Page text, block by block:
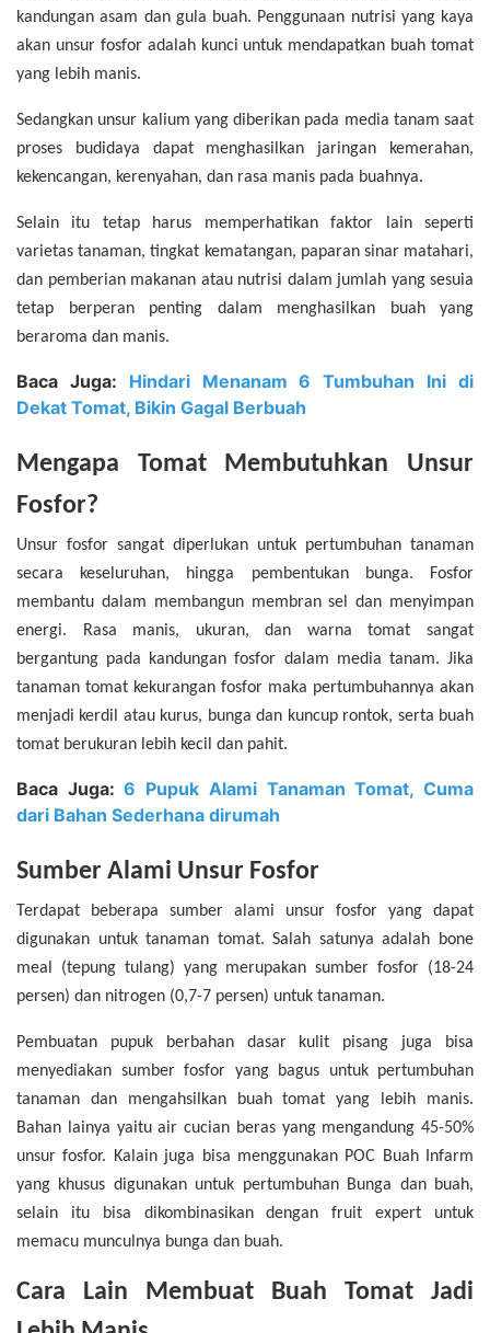
kandungan asam dan gula buah. Penggunaan nutrisi yang kaya
akan unsur fosfor adalah kunci untuk mendapatkan buah tomat
yang lebih manis.
Sedangkan unsur kalium yang diberikan pada media tanam saat
proses budidaya dapat menghasilkan jaringan kemerahan,
kekencangan, kerenyahan, dan rasa manis pada buahnya.
Selain itu tetap harus memperhatikan faktor lain seperti
varietas tanaman, tingkat kematangan, paparan sinar matahari,
dan pemberian makanan atau nutrisi dalam jumlah yang sesuia
tetap berperan penting dalam menghasilkan buah yang
beraroma dan manis.
Baca Juga: Hindari Menanam 6 Tumbuhan Ini di
Dekat Tomat, Bikin Gagal Berbuah
Mengapa Tomat Membutuhkan Unsur
Fosfor?
Unsur fosfor sangat diperlukan untuk pertumbuhan tanaman
secara keseluruhan, hingga pembentukan bunga. Fosfor
membantu dalam membangun membran sel dan menyimpan
energi. Rasa manis, ukuran, dan warna tomat sangat
bergantung pada kandungan fosfor dalam media tanam. Jika
tanaman tomat kekurangan fosfor maka pertumbuhannya akan
menjadi kerdil atau kurus, bunga dan kuncup rontok, serta buah
tomat berukuran lebih kecil dan pahit.
Baca Juga:6 Pupuk Alami Tanaman Tomat, Cuma
dari Bahan Sederhana dirumah
Sumber Alami Unsur Fosfor
Terdapat beberapa sumber alami unsur fosfor yang dapat
digunakan untuk tanaman tomat. Salah satunya adalah bone
meal (tepung tulang) yang merupakan sumber fosfor (18-24
persen) dan nitrogen (0,7-7 persen) untuk tanaman.
Pembuatan pupuk berbahan dasar kulit pisang juga bisa
menyediakan sumber fosfor yang bagus untuk pertumbuhan
tanaman dan mengahsilkan buah tomat yang lebih manis.
Bahan lainya yaitu air cucian beras yang mengandung 45-50%
unsur fosfor. Kalain juga bisa menggunakan POC Buah Infarm
yang khusus digunakan untuk pertumbuhan Bunga dan buah,
selain itu bisa dikombinasikan dengan fruit expert untuk
memacu munculnya bunga dan buah.
Cara Lain Membuat Buah Tomat Jadi